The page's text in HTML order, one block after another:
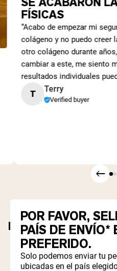
FÍSICAS
“Acabo de empezar mi
colágeno y no puedo creer
otro colágeno durante
cambiar a este, me siento
resultados individuales
T Terry
Verified buyer
PROTEÍNAS EN
Best Seller
POR FAVOR,
PAÍS DE ENVÍO*
PREFERIDO.
Solo podemos enviar tu
ubicadas en el país